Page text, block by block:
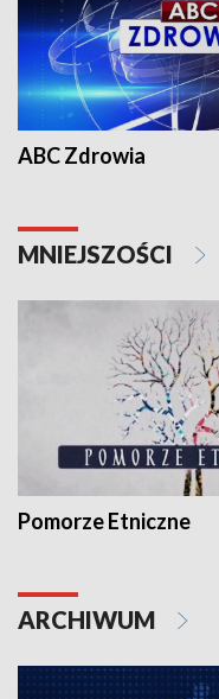
ABC Zdrowia
MNIEJSZOŚCI
Pomorze Etniczne
ARCHIWUM